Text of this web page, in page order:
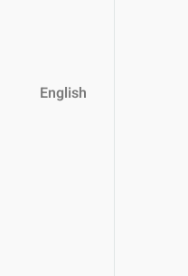
English